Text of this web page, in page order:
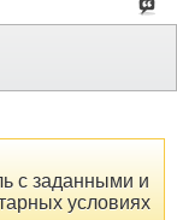
с заданными и
условиях